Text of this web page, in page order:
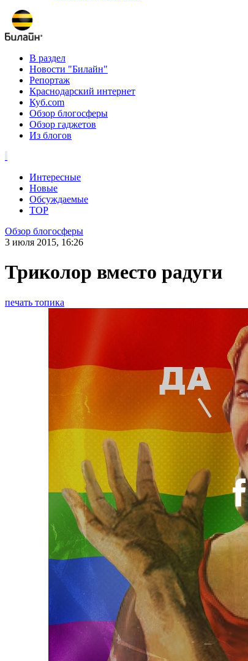
В раздел
Новости "Билайн"
Репортаж
Краснодарский интернет
Куб.com
Обзор блогосферы
Обзор гаджетов
Из блогов
Интересные
Новые
Обсуждаемые
TOP
Обзор блогосферы
3 июля 2015, 16:26
Триколор вместо радуги
печать топика